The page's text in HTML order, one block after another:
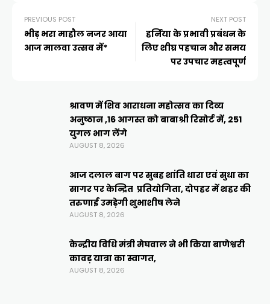
p
p
mo
o
n
k
PREVIOUS POST
भीड़ भरा माहौल नजर आया
आज मालवा उत्सव में*
NEXT POST
हर्निया के प्रभावी प्रबंधन के
लिए शीघ्र पहचान और समय
पर उपचार महत्वपूर्ण
श्रावण में शिव आराधना महोत्सव का दिव्य
अनुष्ठान ,16 आगस्त को बाबाश्री रिसोर्ट में, 251
युगल भाग लेंगे
AUGUST 8, 2026
आज दलाल बाग पर सुबह शांति धारा एवं सुधा का
सागर पर केन्द्रित प्रतियोगिता, दोपहर में शहर की
तरुणाई उमड़ेगी शुभाशीष लेने
AUGUST 8, 2026
केन्द्रीय विधि मंत्री मेघवाल ने भी किया बाणेश्वरी
कावड़ यात्रा का स्वागत,
AUGUST 8, 2026